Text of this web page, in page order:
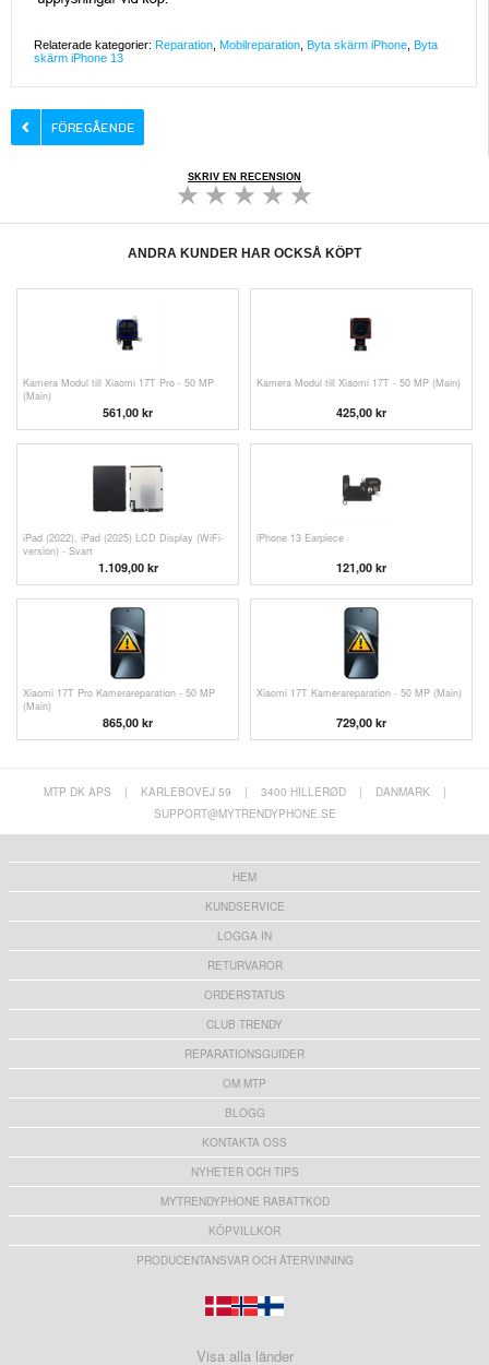
Relaterade kategorier: Reparation Mobilreparation Byta skärm iPhone
Byta
skärm iPhone 13
SKRIV EN RECENSION
ANDRA KUNDER HAR OCKSÅ KÖPT
Kamera Modul till Xiaomi 17T Pro - 50 MP
(Main)
561,00 kr
Kamera Modul till Xiaomi 17T - 50 MP (Main)
425,00 kr
iPad (2022), iPad (2025) LCD Display (WiFi-
version) - Svart
1.109,00 kr
iPhone 13 Earpiece
121,00 kr
Xiaomi 17T Pro Kamerareparation - 50 MP
(Main)
865,00 kr
Xiaomi 17T Kamerareparation - 50 MP (Main)
729,00 kr
MTP DK APS | KARLEBOVEJ 59 | 3400 HILLERØD | DANMARK
|
SUPPORT@MYTRENDYPHONE.SE
HEM
KUNDSERVICE
LOGGA IN
RETURVAROR
ORDERSTATUS
CLUB TRENDY
REPARATIONSGUIDER
OM MTP
BLOGG
KONTAKTA OSS
NYHETER OCH TIPS
MYTRENDYPHONE RABATTKOD
KÖPVILLKOR
PRODUCENTANSVAR OCH ÅTERVINNING
Visa alla länder